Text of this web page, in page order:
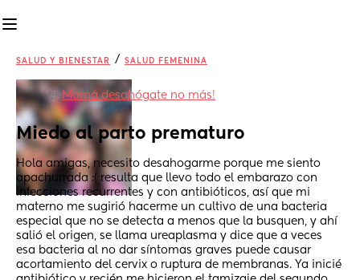
SALUD Y BIENESTAR / SALUD FEMENINA
en Mamá desahógate no más!
Miedo al parto prematuro
Hola amigas, necesito desahogarme porque me siento
apachurrada :( resulta que llevo todo el embarazo con
infecciones recurrentes y con antibióticos, así que mi
materno me sugirió hacerme un cultivo de una bacteria
especial que no se detecta a menos que la busquen, y ahí
salió el origen, se llama ureaplasma y dice que a veces
esa bacteria al no dar síntomas graves puede causar
acortamiento del cervix o ruptura de membranas. Ya inicié